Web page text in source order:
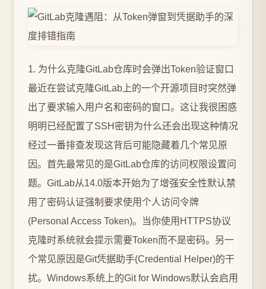
1. 为什么克隆GitLab仓库时会弹出Token验证窗口
最近在尝试克隆GitLab上的一个开源项目时突然弹
出了要求输入用户名和密码的窗口。这让我很困惑
明明已经配置了SSH密钥为什么还会出现这种情况
经过一番排查发现这背后可能隐藏着几个常见原
因。首先最常见的是GitLab仓库的访问权限设置问
题。GitLab从14.0版本开始为了增强安全性默认禁
用了密码认证强制要求使用个人访问令牌
(Personal Access Token)。当你使用HTTPS协议
克隆时系统就会提示需要Token而不是密码。另一
个常见原因是Git凭据助手(Credential Helper)的干
扰。Windows系统上的Git for Windows默认会启用